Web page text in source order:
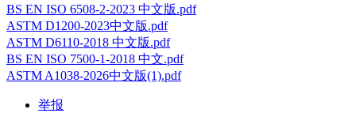
BS EN ISO 6508-2-2023 中文版.pdf
ASTM D1200-2023中文版.pdf
ASTM D6110-2018 中文版.pdf
BS EN ISO 7500-1-2018 中文.pdf
ASTM A1038-2026中文版(1).pdf
举报